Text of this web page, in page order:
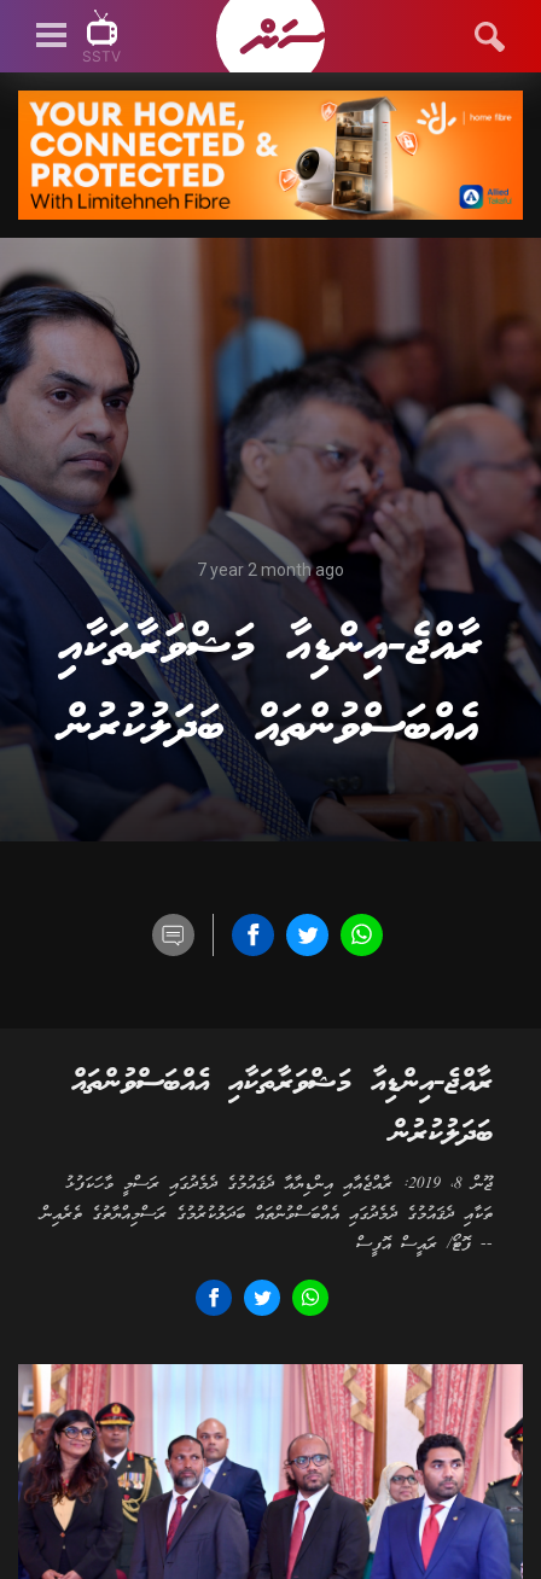
SSTV
SSTV LIVE
7 year 2 month ago
ރާއްޖެ-އިންޑިއާ މަޝްވަރާތަކާއި
އެއްބަސްވުންތައް ބަދަލުކުރުން
ރާއްޖެ-އިންޑިއާ މަޝްވަރާތަކާއި އެއްބަސްވުންތައް
ބަދަލުކުރުން
ޖޫން 8، 2019: ރާއްޖެއާއި އިންޑިޔާއާ ދެޤައުމުގެ ދެމެދުގައި ރަސްމީ ވާހަކަފުޅު
ތަކާއި ދެޤައުމުގެ ދެމެދުގައި އެއްބަސްވުންތައް ބަދަލުކުރުމުގެ ރަސްމިއްޔާތުގެ ތެރެއިން
-- ފޮޓޯ/ ރައީސް އޮފީސް